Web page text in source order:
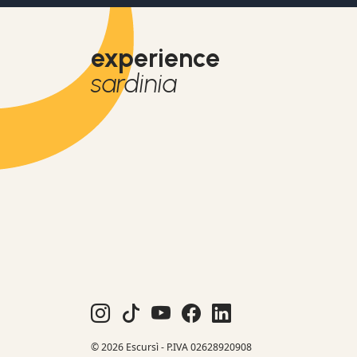
experience
sardinia
© 2026 Escursì - P.IVA 02628920908